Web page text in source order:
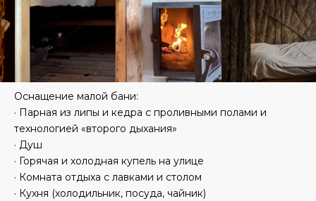
Оснащение малой бани:
· Парная из липы и кедра с проливными полами и
технологией «второго дыхания»
· Душ
· Горячая и холодная купель на улице
· Комната отдыха с лавками и столом
· Кухня (холодильник, посуда, чайник)